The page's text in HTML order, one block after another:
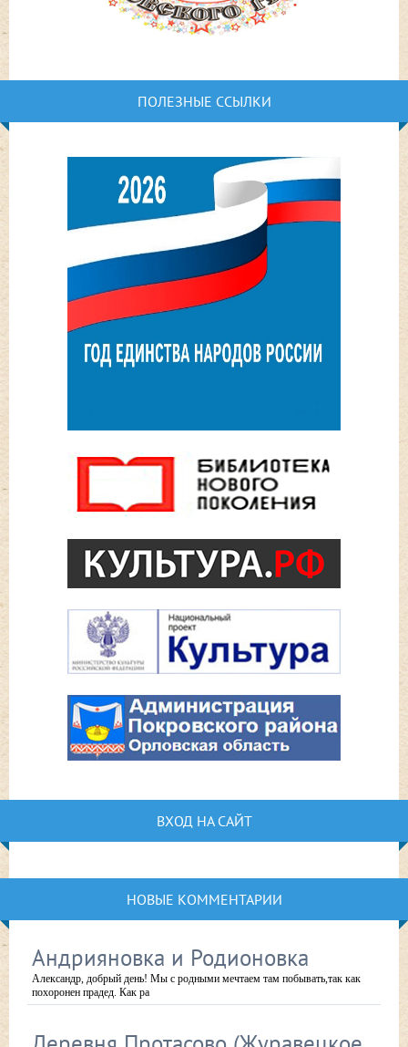
ПОЛЕЗНЫЕ ССЫЛКИ
ВХОД НА САЙТ
НОВЫЕ КОММЕНТАРИИ
Андрияновка и Родионовка
Александр, добрый день! Мы с родными мечтаем там побывать,так как
похоронен прадед. Как ра